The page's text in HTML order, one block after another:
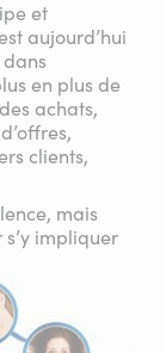
et
aujourd’hui
en plus de
achats,
clients,
mais
impliquer